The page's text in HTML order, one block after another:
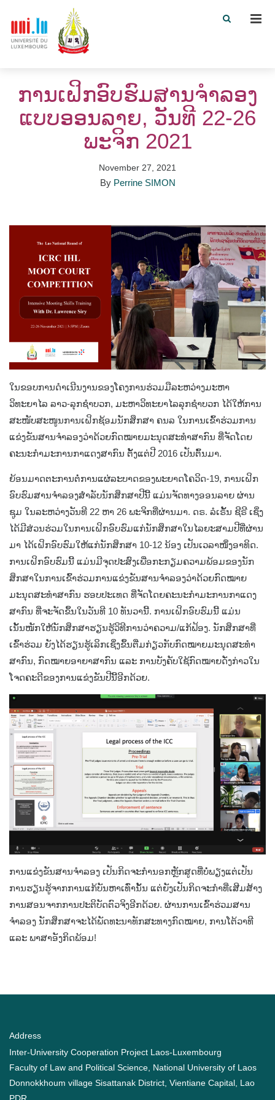
ການເຝິກອົບຮົມສານຈຳລອງ
ແບບອອນລາຍ, ວັນທີ 22-26
ພະຈິກ 2021
November 27, 2021
By Perrine SIMON
ໃນຂອບການດຳເນີນງານຂອງໂຄງການຮ່ວມມືລະຫວ່າງມະຫາ
ວິທະຍາໄລ ລາວ-ລຸກຊຳບວກ, ມະຫາວິທະຍາໄລລຸກຊຳບວກ ໄດ້ໃຫ້ການ
ສະໜັບສະໜູນການເຝິກຊ້ອມນັກສຶກສາ ຄນລ ໃນການເຂົ້າຮ່ວມການ
ແຂ່ງຂັນສານຈຳລອງວ່າດ້ວຍກົດໝາຍມະນຸດສະທຳສາກົນ ທີ່ຈັດໂດຍ
ຄະນະກຳມະການກາແດງສາກົນ ຕັ້ງແຕ່ປີ 2016 ເປັນຕົ້ນມາ.
ຍ້ອນມາດຕະການຕໍ່ການແຜ່ລະບາດຂອງພະຍາດໂຄວິດ-19, ການເຝິກ
ອົບຮົມສານຈຳລອງສຳລັບນັກສຶກສາປີນີ້ ແມ່ນຈັດທາງອອນລາຍ ຜ່ານ
ຊູມ ໃນລະຫວ່າງວັນທີ 22 ຫາ 26 ພະຈິກທີ່ຜ່ານມາ. ດຣ. ລໍເຣັ້ນ ຊີຣີ ເຊິ່ງ
ໄດ້ມີສ່ວນຮ່ວມໃນການເຝິກອົບຮົມແກ່ນັກສຶກສາໃນໄລຍະສາມປີທີ່ຜ່ານ
ມາ ໄດ້ເຝິກອົບຮົມໃຫ້ແກ່ນັກສຶກສາ 10-12 ນ້ອງ ເປັນເວລາໜຶ່ງອາທິດ.
ການເຝິກອົບຮົມນີ້ ແມ່ນມີຈຸດປະສົງເພື່ອກະກຽມຄວາມພ້ອມຂອງນັກ
ສຶກສາໃນການເຂົ້າຮ່ວມການແຂ່ງຂັນສານຈຳລອງວ່າດ້ວຍກົດໝາຍ
ມະນຸດສະທຳສາກົນ ຮອບປະເທດ ທີ່ຈັດໂດຍຄະນະກຳມະການກາແດງ
ສາກົນ ທີ່ຈະຈັດຂຶ້ນໃນວັນທີ 10 ທັນວານີ້. ການເຝິກອົບຮົມນີ້ ແມ່ນ
ເນັ້ນໜັກໃຫ້ນັກສຶກສາຮຽນຮູ້ວິທີການວ່າຄວາມ/ແກ້ຟ້ອງ. ນັກສຶກສາທີ່
ເຂົ້າຮ່ວມ ຍັງໄດ້ຮຽນຮູ້ເລິກເຊິ່ງຂຶ້ນຕື່ມກ່ຽວກັບກົດໝາຍມະນຸດສະທຳ
ສາກົນ, ກົດໝາຍອາຍາສາກົນ ແລະ ການບັງຄັບໃຊ້ກົດໝາຍດັ່ງກ່າວໃນ
ໂຈດຄະດີຂອງການແຂ່ງຂັນປີນີ້ອີກດ້ວຍ.
ການແຂ່ງຂັນສານຈຳລອງ ເປັນກິດຈະກຳນອກຫຼັກສູດທີ່ບໍ່ພຽງແຕ່ເປັນ
ການຮຽນຮູ້ຈາກການແກ້ບັນຫາເທົ່ານັ້ນ ແຕ່ຍັງເປັນກິດຈະກຳທີ່ເສີມສ້າງ
ການສອນຈາກການປະຕິບັດຕົວຈິງອີກດ້ວຍ. ຜ່ານການເຂົ້າຮ່ວມສານ
ຈຳລອງ ນັກສຶກສາຈະໄດ້ພັດທະນາທັກສະທາງກົດໝາຍ, ການໂຕ້ວາທີ
ແລະ ພາສາອັງກິດພ້ອມ!
Address
Inter-University Cooperation Project Laos-Luxembourg
Faculty of Law and Political Science, National University of Laos
Donnokkhoum village Sisattanak District, Vientiane Capital, Lao